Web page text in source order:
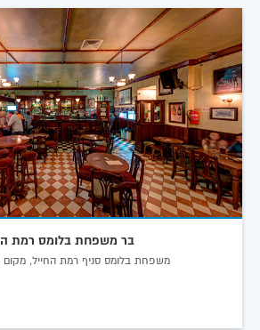
בר משפחת בלומס רמת
משפחת בלומס סניף רמת החייל, מקום